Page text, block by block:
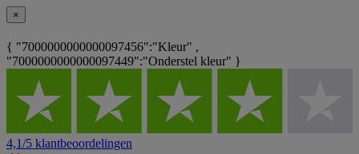
×
{ "7000000000000097456":"Kleur" ,
"7000000000000097449":"Onderstel kleur" }
4,1/5 klantbeoordelingen